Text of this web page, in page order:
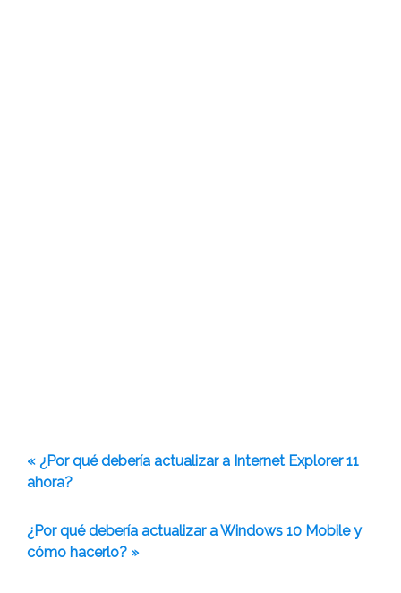
« ¿Por qué debería actualizar a Internet Explorer 11
ahora?
¿Por qué debería actualizar a Windows 10 Mobile y
cómo hacerlo? »